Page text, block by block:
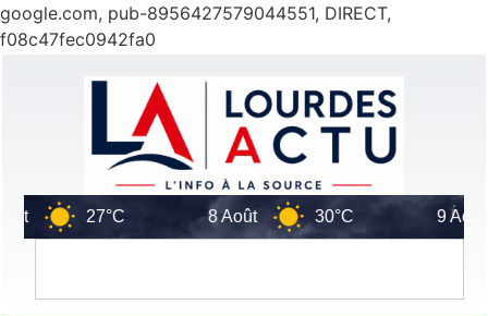
google.com, pub-8956427579044551, DIRECT,
f08c47fec0942fa0
27°C 8 Août 30°C 9 Août